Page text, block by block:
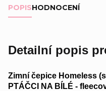
POPISHODNOCENÍ
Detailní popis
Zimní čepice Homeless
PTÁČCI NA BÍLÉ -